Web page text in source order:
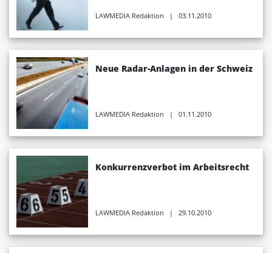
LAWMEDIA Redaktion | 03.11.2010
Neue Radar-Anlagen in der Schweiz
LAWMEDIA Redaktion | 01.11.2010
Konkurrenzverbot im Arbeitsrecht
LAWMEDIA Redaktion | 29.10.2010